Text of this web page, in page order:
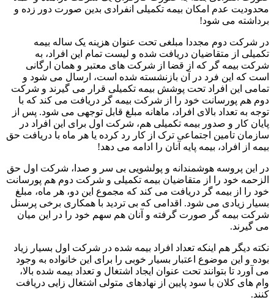
محدودیت عدم امکان بیمه تکمیلی انفرادی بدین صورت دور زده و
برداشته می شود!
در شرکت دوم مجددا مبلغی تحت عنوان هزینه یک ساله بیمه
تکمیلی از متقاضیان دریافت شده و لیست تمام این افراد، به
شرکت بیمه گر که از قضا از شرکت های معتبر و همان ارگانی
است که این فرد در آن بازنشسته شده است، ارسال می شود و
تمامی این افراد تحت پوشش بیمه تکمیلی قرار می گیرند و شرکت
دوم هم پورسانت خود را از شرکت بیمه گر دریافت می کند که با
توجه به تعداد بالای افراد، ماهانه مبلغ قابل توجهی می شود. پس از
پایان کار و صدور بیمه تکمیلی هم، شرکت اول برای این افراد در
سازمان تامین اجتماعی ترک از کار رد کرده یا هر ماه با دریافت حق
بیمه از افراد، بیمه پایه آنان را ادامه می دهد!
در این پروسه هوشمندانه و پولشویی بی سر و صدا، شرکت اول حق
الزحمه خود را از متقاضیان بیمه تکمیلی و شرکت دوم هم پورسانت
خود را از بیمه گر دریافت می کند که مجموع این دو، هر ماه، مبلغ
بسیار زیادی می شود. اقدامی که بی تردید با همکاری برخی پرسنل
شرکت بیمه گر صورت گرفته و آنان هم سهم خود را در این میان
می گیرند.
نکته دیگر هم اینکه تعداد افراد بیمه شده در شرکت اول بسیار زیاد
بوده و این موضوع اعتبار بسیار خوبی را برای این خانواده به وجود
می آورد تا بتوانند تحت عنوان ایجاد اشتغال و تعداد بیمه شده بالا،
وام های کلان با سود پایین از نهادهای متولی اشتغال زایی دریافت
کنند.